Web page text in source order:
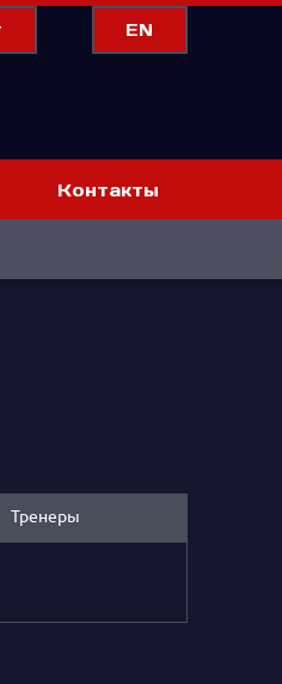
EN
Контакты
Тренеры